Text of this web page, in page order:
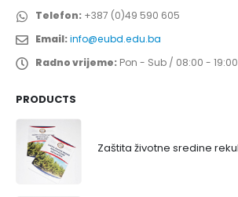
Telefon: +387 (0)49 590 605
Email:info@eubd.edu.ba
Radno vrijeme: Pon - Sub / 08:00 - 19:00
PRODUCTS